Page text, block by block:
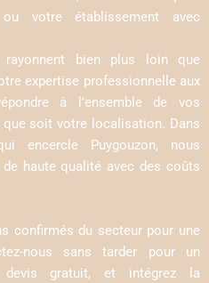
votre établissement avec
bien plus loin que
expertise professionnelle aux
à l’ensemble de vos
soit votre localisation. Dans
encercle Puygouzon, nous
haute qualité avec des coûts
confirmés du secteur pour une
nous sans tarder pour un
gratuit, et intégrez la